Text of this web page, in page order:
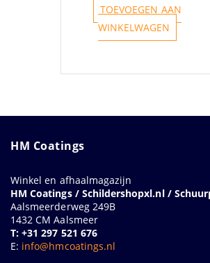
TOEVOEGEN AAN
WINKELWAGEN
HM Coatings
Winkel en afhaalmagazijn
HM Coatings / Schildershopxl.nl /
Aalsmeerderweg 249B
1432 CM Aalsmeer
T: +31 297 521 676
E: info@hmcoatings.nl